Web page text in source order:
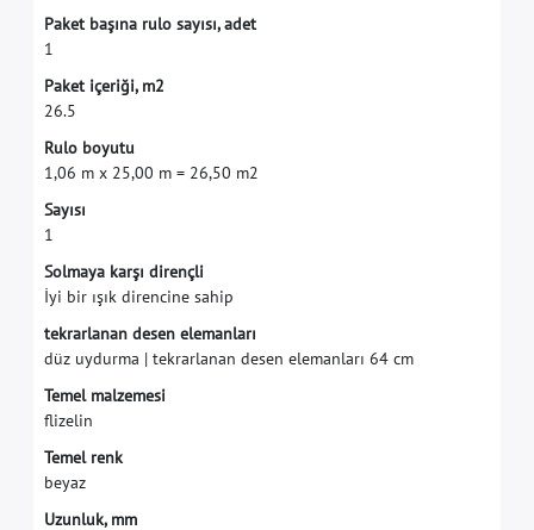
Paket başına rulo sayısı, adet
1
Paket içeriği, m2
26.5
Rulo boyutu
1,06 m x 25,00 m = 26,50 m2
Sayısı
1
Solmaya karşı dirençli
İyi bir ışık direncine sahip
tekrarlanan desen elemanları
düz uydurma | tekrarlanan desen elemanları 64 cm
Temel malzemesi
fizelin
Temel renk
beyaz
Uzunluk, mm